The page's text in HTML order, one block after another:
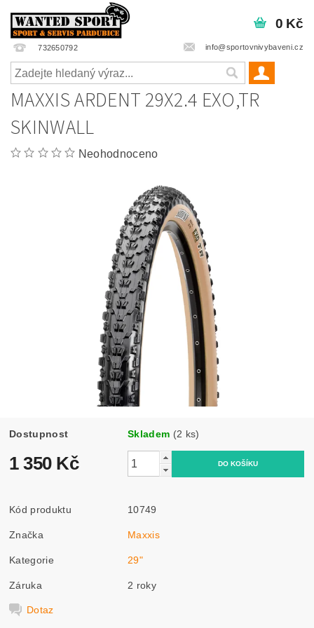
732650792 info@sportovnivybaveni.cz
0 Kč
MAXXIS ARDENT 29X2.4 EXO,TR
SKINWALL
Neohodnoceno
Dostupnost Skladem (2 ks)
1 350 Kč
Kód produktu 10749
Značka Maxxis
Kategorie 29"
Záruka 2 roky
Dotaz